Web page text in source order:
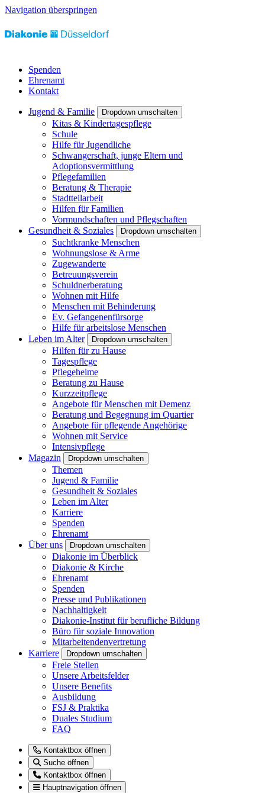
Navigation überspringen
Spenden
Ehrenamt
Kontakt
Jugend & Familie Dropdown umschalten
Kitas & Kindertagespflege
Schule
Hilfe für Jugendliche
Schwangerschaft, junge Eltern und
Adoptionsvermittlung
Pflegefamilien
Beratung & Therapie
Stadtteilarbeit
Hilfen für Familien
Vormundschaften und Pflegschaften
Gesundheit & Soziales
Dropdown umschalten
Suchtkranke Menschen
Wohnungslose & Arme
Zugewanderte
Betreuungsverein
Schuldnerberatung
Wohnen mit Hilfe
Menschen mit Behinderung
Ev. Gefangenenfürsorge
Hilfe für arbeitslose Menschen
Leben im Alter
Dropdown umschalten
Hilfen für zu Hause
Tagespflege
Pflegeheime
Beratung zu Hause
Kurzzeitpflege
Angebote für Menschen mit Demenz
Beratung und Begegnung im Quartier
Angebote für pflegende Angehörige
Wohnen mit Service
Intensivpflege
Magazin
Dropdown umschalten
Themen
Jugend & Familie
Gesundheit & Soziales
Leben im Alter
Karriere
Spenden
Ehrenamt
Über uns
Dropdown umschalten
Diakonie im Überblick
Diakonie & Kirche
Ehrenamt
Spenden
Presse und Publikationen
Nachhaltigkeit
Diakonie-Institut für berufliche Bildung
Büro für soziale Innovation
Mitarbeitendenvertretung
Karriere
Dropdown umschalten
Freie Stellen
Unsere Arbeitsfelder
Unsere Benefits
Ausbildung
FSJ & Praktika
Duales Studium
FAQ
Kontaktbox öffnen
Suche öffnen
Kontaktbox öffnen
Hauptnavigation öffnen